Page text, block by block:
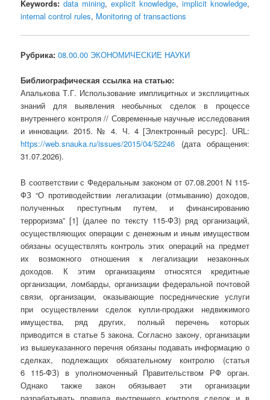
Keywords: data mining, explicit knowledge, implicit knowledge,
internal control rules, Monitoring of transactions
Рубрика: 08.00.00 ЭКОНОМИЧЕСКИЕ НАУКИ
Библиографическая ссылка на статью:
Апалькова Т.Г. Использование имплицитных и эксплицитных
знаний для выявления необычных сделок в процессе
внутреннего контроля // Современные научные исследования
и инновации. 2015. № 4. Ч. 4 [Электронный ресурс]. URL:
https://web.snauka.ru/issues/2015/04/52246 (дата обращения:
31.07.2026).
В соответствии с Федеральным законом от 07.08.2001 N 115-
ФЗ “О противодействии легализации (отмыванию) доходов,
полученных преступным путем, и финансированию
терроризма” [1] (далее по тексту 115-ФЗ) ряд организаций,
осуществляющих операции с денежным и иным имуществом
обязаны осуществлять контроль этих операций на предмет
их возможного отношения к легализации незаконных
доходов. К этим организациям относятся кредитные
организации, ломбарды, организации федеральной почтовой
связи, организации, оказывающие посреднические услуги
при осуществлении сделок купли-продажи недвижимого
имущества, ряд других, полный перечень которых
приводится в статье 5 закона. Согласно закону, организации
из вышеуказанного перечня обязаны подавать информацию о
сделках, подлежащих обязательному контролю (статья
6 115-ФЗ) в уполномоченный Правительством РФ орган.
Однако также закон обязывает эти организации
разрабатывать правила внутреннего контроля сделок и в